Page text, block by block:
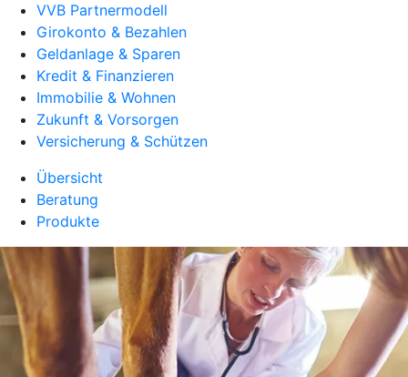
VVB Partnermodell
Girokonto & Bezahlen
Geldanlage & Sparen
Kredit & Finanzieren
Immobilie & Wohnen
Zukunft & Vorsorgen
Versicherung & Schützen
Übersicht
Beratung
Produkte